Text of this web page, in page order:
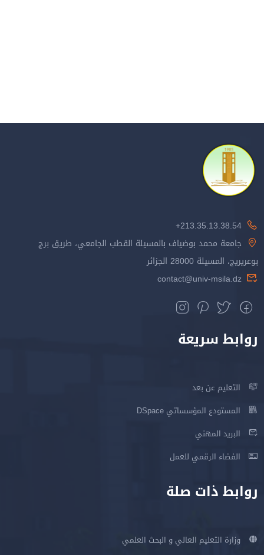
213.35.13.38.54+
جامعة محمد بوضياف بالمسيلة القطب الجامعي، طريق برج
بوعريريج، المسيلة 28000 الجزائر
contact@univ-msila.dz
روابط سريعة
التعليم عن بعد
المستودع المؤسساتي DSpace
البريد المهني
الفضاء الرقمي للعمل
روابط ذات صلة
وزارة التعليم العالي و البحث العلمي